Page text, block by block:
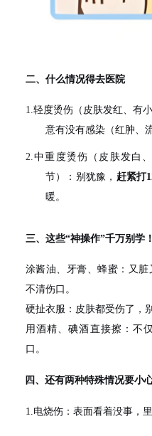
二、什么情况得去医院
1. 轻度烫伤 （皮肤发红、有
意有没有感染（红肿、
2. 中重度烫伤 （皮肤发白
节）：别犹豫， 赶紧打
暖。
三、这些“神操作”千万别学！
涂酱油、牙膏、蜂蜜 ：又
不清伤口。
硬扯衣服：皮肤都受伤了，
用酒精、碘酒直接擦：不
口。
四、 还有两种特殊情况要小
1. 电烧伤 ：表面看着没事，